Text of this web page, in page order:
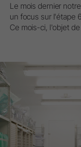
Le mois dernier
un focus sur l'étape
Ce mois-ci, l'objet